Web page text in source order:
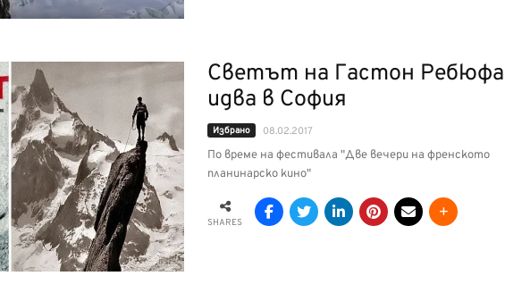
Светът на Гастон Ребюфа
идва в София
Избрано 08.02.2017
По време на фестивала "Две вечери на френското
планинарско кино"
SHARES